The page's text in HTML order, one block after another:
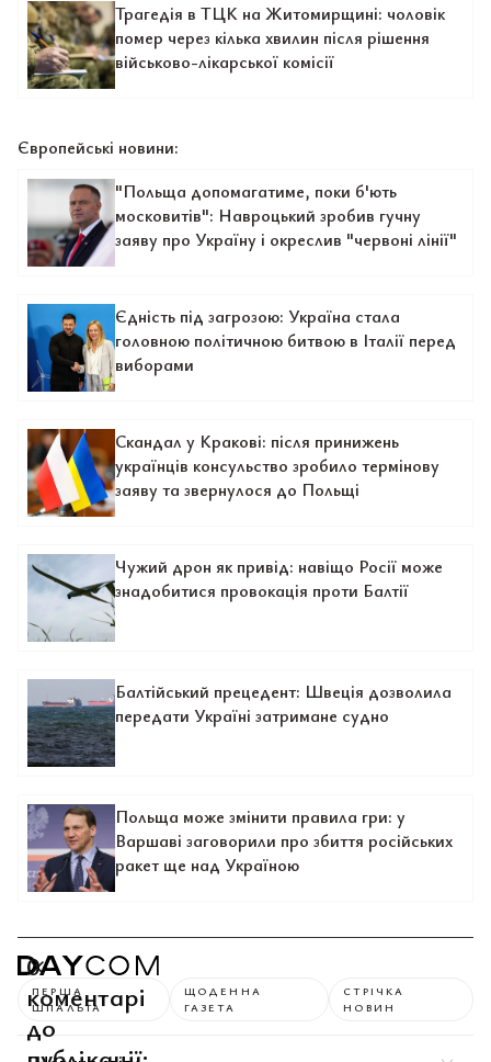
Трагедія в ТЦК на Житомирщині: чоловік
помер через кілька хвилин після рішення
військово-лікарської комісії
Європейські новини:
"Польща допомагатиме, поки б'ють
московитів": Навроцький зробив гучну
заяву про Україну і окреслив "червоні лінії"
Єдність під загрозою: Україна стала
головною політичною битвою в Італії перед
виборами
Скандал у Кракові: після принижень
українців консульство зробило термінову
заяву та звернулося до Польщі
Чужий дрон як привід: навіщо Росії може
знадобитися провокація проти Балтії
Балтійський прецедент: Швеція дозволила
передати Україні затримане судно
Польща може змінити правила гри: у
Варшаві заговорили про збиття російських
ракет ще над Україною
0
коментарі
до
ПЕРША
ШПАЛЬТА
ЩОДЕННА
ГАЗЕТА
СТРІЧКА
НОВИН